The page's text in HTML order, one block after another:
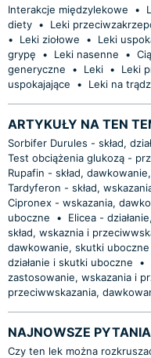
Interakcje międzylekowe •
diety • Leki
•
Leki ziołowe • Leki
grypę
• Leki nasenne •
generyczne
• Leki • Leki
uspokajające
• Leki na
ARTYKUŁY NA TEN
Sorbifer Durules - skład,
Test obciążenia glukozą -
Rupafin - skład,
Tardyferon - skład,
Cipronex - wskazania,
uboczne
• Elicea -
skład, wskaznia i
dawkowanie, skutki uboczne
działanie i skutki uboczne
•
zastosowanie, wskazania i
przeciwwskazania,
NAJNOWSZE
Czy ten lek można